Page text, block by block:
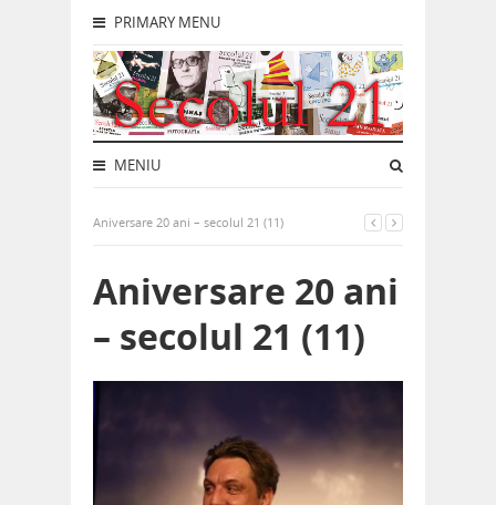
PRIMARY MENU
MENIU
Aniversare 20 ani – secolul 21 (11)
Aniversare 20 ani
– secolul 21 (11)